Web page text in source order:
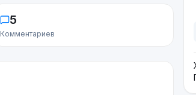
5
Комментариев